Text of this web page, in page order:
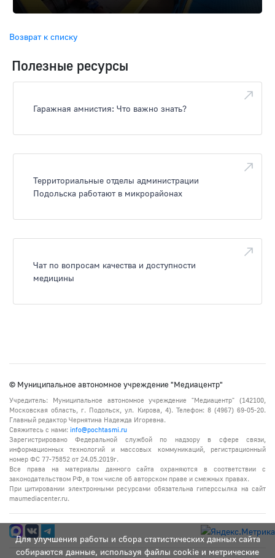
Возврат к списку
Полезные ресурсы
Гаражная амнистия: Что важно знать?
Территориальные отделы администрации
Подольска работают в микрорайонах
Чат по вопросам качества и доступности
медицины
Для улучшения работы и сбора статистических данных сайта
собираются данные, используя файлы cookie и метрические
© Муниципальное автономное учреждение "Медиацентр"
Учредитель: Муниципальное автономное учреждение "Медиацентр" (142100,
Московская область, г. Подольск, ул. Кирова, 4). Телефон: 8 (4967) 69-05-20.
Главный редактор Чернятина Надежда Игоревна.
Свяжитесь с нами: info@pochtasmi.ru
Зарегистрировано Федеральной службой по надзору в сфере связи,
информационных технологий и массовых коммуникаций, регистрационный
номер ФС 77-75852 от 24.05.2019г.
Все права на материалы данного сайта охраняются в соответствии с
законодательством РФ, в том числе об авторском праве и смежных правах.
При цитировании электронными ресурсами обязательна гиперссылка на сайт
maumediacenter.ru.